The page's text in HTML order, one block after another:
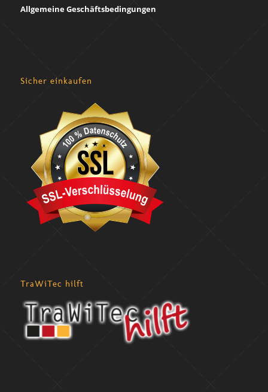
Allgemeine Geschäftsbedingungen
Sicher einkaufen
TraWiTec hilft